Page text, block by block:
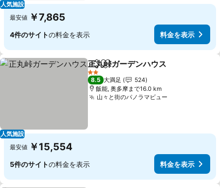
人気施設
最安値 ￥7,865
4件のサイトの料金を表示 料金を表示
人気施設
シェアお気に入りに追加
正丸峠ガーデンハウス
2 ホテルのランク
8.5 大満足
524
飯能, 奥多摩まで16.0 km
山々と街のパノラマビュー
最安値 ￥15,554
5件のサイトの料金を表示 料金を表示